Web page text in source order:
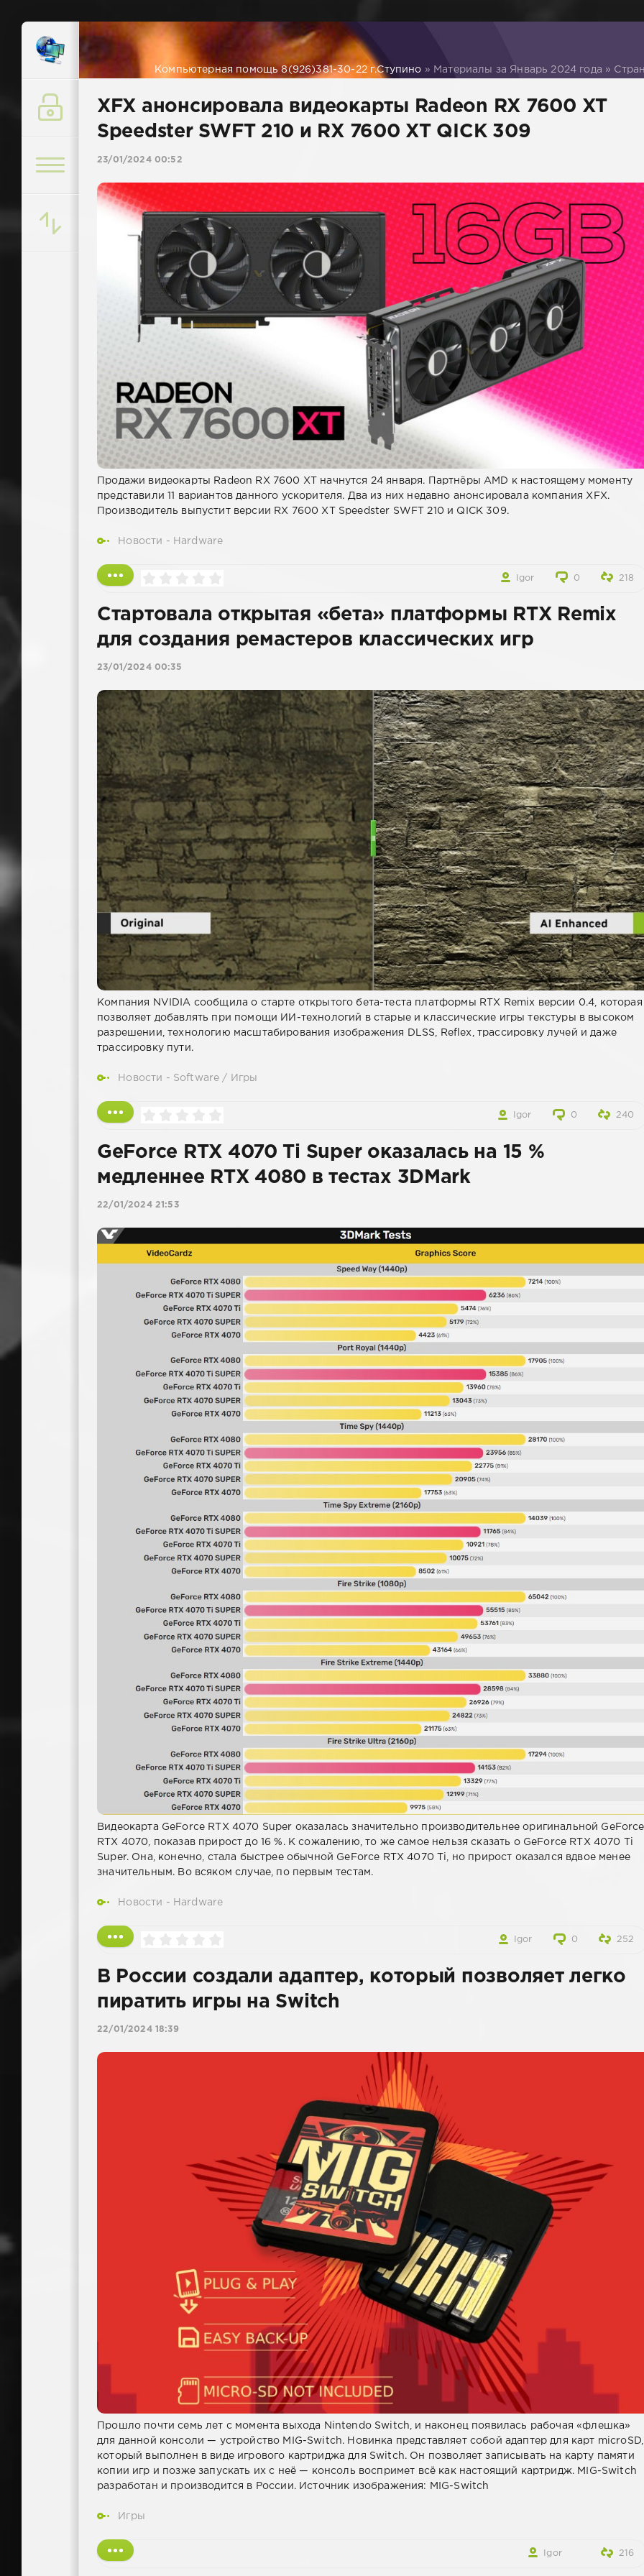
Компьютерная помощь 8(926)381-30-22 г.Ступино » Материалы за Январь 2024 года »
XFX анонсировала видеокарты Radeon RX 7600 XT
Speedster SWFT 210 и RX 7600 XT QICK 309
23/01/2024 00:52
Продажи видеокарты Radeon RX 7600 XT начнутся 24 января. Партнёры AMD к настоящему моменту
представили 11 вариантов данного ускорителя. Два из них недавно анонсировала компания XFX.
Производитель выпустит версии RX 7600 XT Speedster SWFT 210 и QICK 309.
Новости - Hardware
Igor 0 218
Стартовала открытая «бета» платформы RTX Remix
для создания ремастеров классических игр
23/01/2024 00:35
Компания NVIDIA сообщила о старте открытого бета-теста платформы RTX Remix версии 0.4, которая
позволяет добавлять при помощи ИИ-технологий в старые и классические игры текстуры в высоком
разрешении, технологию масштабирования изображения DLSS, Reflex, трассировку лучей и даже
трассировку пути.
Новости - Software / Игры
Igor 0 240
GeForce RTX 4070 Ti Super оказалась на 15 %
медленнее RTX 4080 в тестах 3DMark
22/01/2024 21:53
Видеокарта GeForce RTX 4070 Super оказалась значительно производительнее оригинальной GeForce
RTX 4070, показав прирост до 16 %. К сожалению, то же самое нельзя сказать о GeForce RTX 4070 Ti
Super. Она, конечно, стала быстрее обычной GeForce RTX 4070 Ti, но прирост оказался вдвое менее
значительным. Во всяком случае, по первым тестам.
Новости - Hardware
Igor 0 252
В России создали адаптер, который позволяет легко
пиратить игры на Switch
22/01/2024 18:39
Прошло почти семь лет с момента выхода Nintendo Switch, и наконец появилась рабочая «флешка»
для данной консоли — устройство MIG-Switch. Новинка представляет собой адаптер для карт microSD,
который выполнен в виде игрового картриджа для Switch. Он позволяет записывать на карту памяти
копии игр и позже запускать их с неё — консоль воспримет всё как настоящий картридж. MIG-Switch
разработан и производится в России. Источник изображения: MIG-Switch
Игры
Igor 216